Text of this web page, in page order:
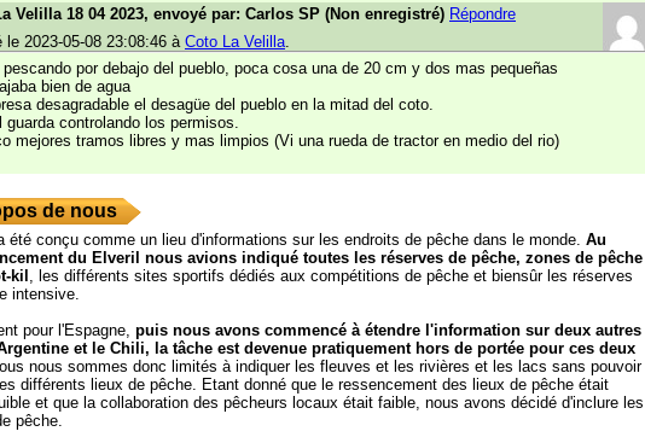
Velilla 18 04 2023, envoyé par: Carlos SP (Non enregistré) Répondre
le 2023-05-08 23:08:46 à Coto La Velilla
por debajo del pueblo, poca cosa una de 20 cm y dos mas pequeñas
bien de agua
desagradable el desagüe del pueblo en la mitad del coto.
guarda controlando los permisos.
mejores tramos libres y mas limpios (Vi una rueda de tractor en medio del rio)
de nous
été conçu comme un lieu d'informations sur les endroits de pêche dans le monde. Au
du Elveril nous avions indiqué toutes les réserves de pêche, zones de pêche
kil , les différents sites sportifs dédiés aux compétitions de pêche et biensûr les réserves
intensive.
pour l'Espagne, puis nous avons commencé à étendre l'information sur deux autres
et le Chili, la tâche est devenue pratiquement hors de portée pour ces deux
nous sommes donc limités à indiquer les fleuves et les rivières et les lacs sans pouvoir
différents lieux de pêche. Etant donné que le ressencement des lieux de pêche était
et que la collaboration des pêcheurs locaux était faible, nous avons décidé d'inclure les
pêche.